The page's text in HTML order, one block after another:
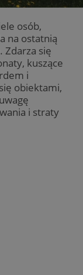
osób,
na ostatnią
Zdarza się
kuszące
i
obiektami,
i straty